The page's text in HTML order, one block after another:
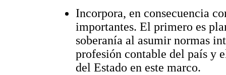
Incorpora, en consecuencia
importantes. El primero es
soberanía al asumir normas
profesión contable del país y
del Estado en este marco.